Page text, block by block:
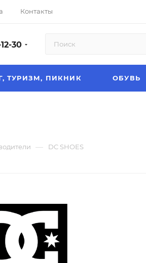
Контакты
30
ТУРИЗМ, ПИКНИК ОБУВЬ
— DC SHOES